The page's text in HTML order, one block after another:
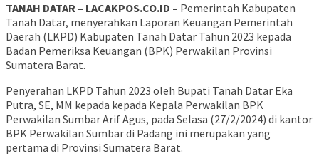
TANAH DATAR – LACAKPOS.CO.ID – Pemerintah Kabupaten
Tanah Datar, menyerahkan Laporan Keuangan Pemerintah
Daerah (LKPD) Kabupaten Tanah Datar Tahun 2023 kepada
Badan Pemeriksa Keuangan (BPK) Perwakilan Provinsi
Sumatera Barat.
Penyerahan LKPD Tahun 2023 oleh Bupati Tanah Datar Eka
Putra, SE, MM kepada kepada Kepala Perwakilan BPK
Perwakilan Sumbar Arif Agus, pada Selasa (27/2/2024) di kantor
BPK Perwakilan Sumbar di Padang ini merupakan yang
pertama di Provinsi Sumatera Barat.